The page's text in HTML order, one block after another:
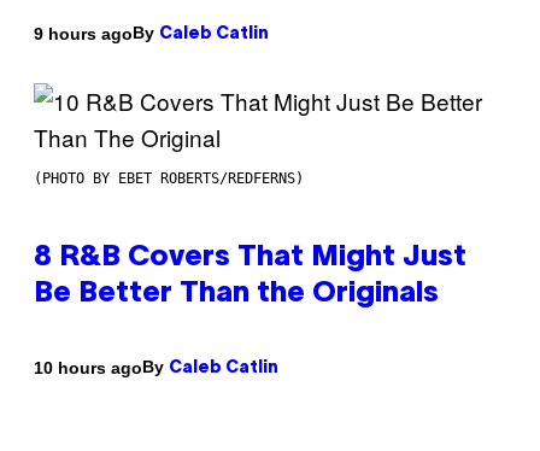
9 hours agoBy Caleb Catlin
(PHOTO BY EBET ROBERTS/REDFERNS)
8 R&B Covers That Might Just
Be Better Than the Originals
10 hours agoBy Caleb Catlin